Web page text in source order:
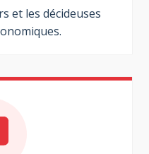
et les décideuses